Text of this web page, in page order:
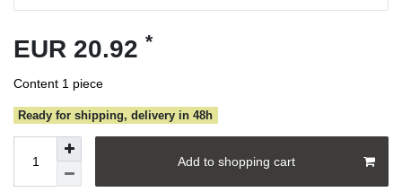
EUR 20.92 *
Content 1 piece
Ready for shipping, delivery in 48h
Add to shopping cart